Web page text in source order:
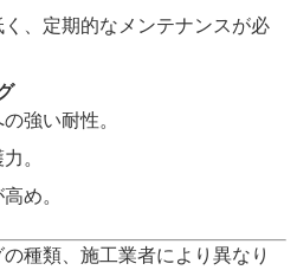
、定期的なメンテナンスが必
強い耐性。
。
め。
種類、施工業者により異なり